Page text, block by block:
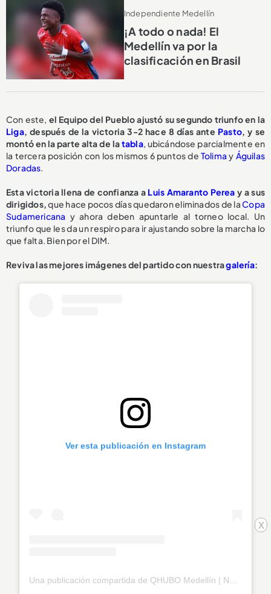
x
Independiente Medellín
¡A todo o nada! El
Medellín va por la
clasificación en Brasil
Con este, el Equipo del Pueblo ajustó su segundo triunfo en la
Liga, después de la victoria 3-2 hace 8 días ante Pasto , y se
montó en la parte alta de latabla, ubicándose parcialmente en
la tercera posición con los mismos 6 puntos de Tolimay Águilas
Doradas
Esta victoria llena de confianza a Luis Amaranto Perea y a sus
dirigidos,que hace pocos días quedaron eliminados de laCopa
Sudamericana y ahora deben apuntarle al torneo local. Un
triunfo que les da un respiro para ir ajustando sobre la marcha lo
que falta. Bien por el DIM.
Reviva las mejores imágenes del partido con nuestragalería:
Ver esta publicación en Instagram
Una publicación compartida de QHUBO Medellín | Noticias (@qhubomedallo)